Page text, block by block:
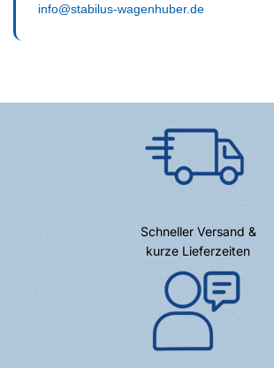
info@stabilus-wagenhuber.de
Schneller Versand &
kurze Lieferzeiten